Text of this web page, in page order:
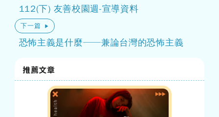
112(下) 友善校園週-宣導資料
下一篇
恐怖主義是什麼──兼論台灣的恐怖主義
推薦文章